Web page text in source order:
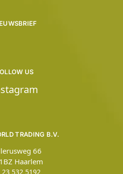
TRADING B.V.
66
Haarlem
23 532 5192
US